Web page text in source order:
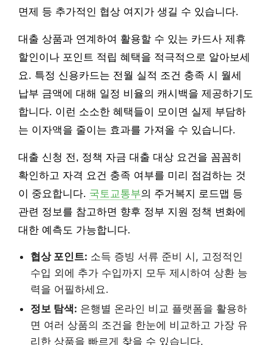
면제 등 추가적인 협상 여지가 생길 수 있습니다.
대출 상품과 연계하여 활용할 수 있는 카드사 제휴
할인이나 포인트 적립 혜택을 적극적으로 알아보세
요. 특정 신용카드는 전월 실적 조건 충족 시 월세
납부 금액에 대해 일정 비율의 캐시백을 제공하기도
합니다. 이런 소소한 혜택들이 모이면 실제 부담하
는 이자액을 줄이는 효과를 가져올 수 있습니다.
대출 신청 전, 정책 자금 대출 대상 요건을 꼼꼼히
확인하고 자격 요건 충족 여부를 미리 점검하는 것
이 중요합니다. 국토교통부의 주거복지 로드맵 등
관련 정보를 참고하면 향후 정부 지원 정책 변화에
대한 예측도 가능합니다.
협상 포인트: 소득 증빙 서류 준비 시, 고정적인
수입 외에 추가 수입까지 모두 제시하여 상환 능
력을 어필하세요.
정보 탐색: 은행별 온라인 비교 플랫폼을 활용하
면 여러 상품의 조건을 한눈에 비교하고 가장 유
리한 상품을 빠르게 찾을 수 있습니다.